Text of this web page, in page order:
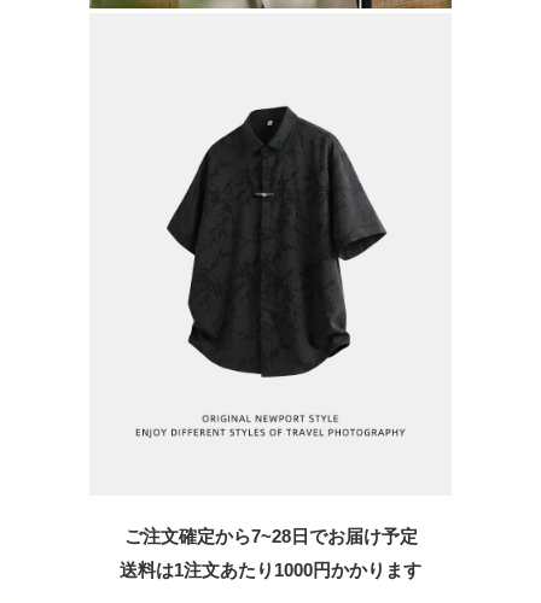
ご注文確定から7~28日でお届け予定
送料は1注文あたり 1000円かかります